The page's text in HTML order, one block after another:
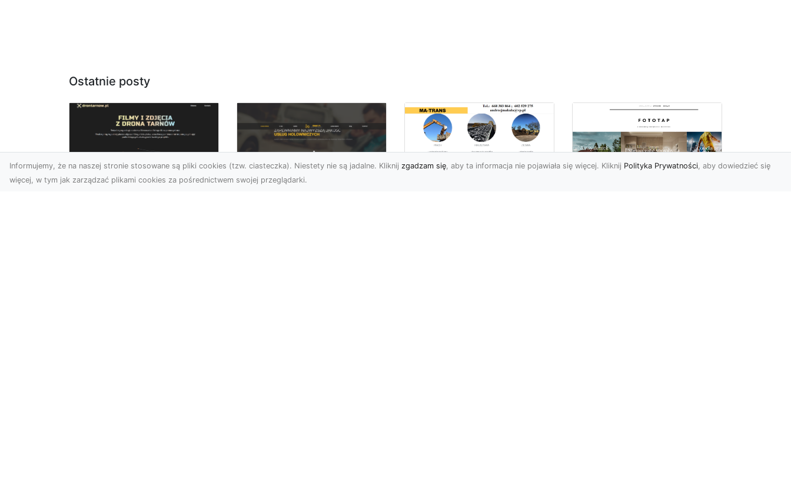
Ostatnie posty
Informujemy, że na naszej stronie stosowane są pliki cookies (tzw. ciasteczka). Niestety nie są jadalne. Kliknij zgadzam się, aby ta informacja nie pojawiała się więcej. Kliknij Polityka Prywatności, aby dowiedzieć się
więcej, w tym jak zarządzać plikami cookies za pośrednictwem swojej przeglądarki.